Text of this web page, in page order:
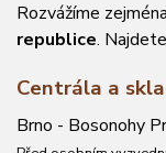
Rozvážíme zejména
republice.
Centrála a
Brno - Bosonohy